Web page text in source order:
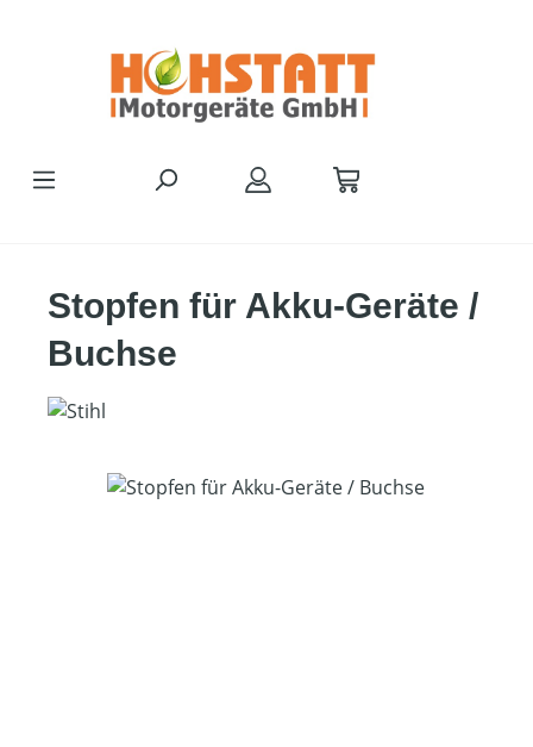
Stopfen für Akku-Geräte /
Buchse
Bildergalerie überspringen